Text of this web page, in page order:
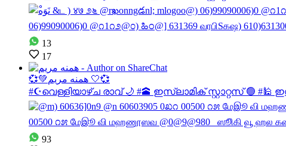
13
17
💞💚همنه مريم 🤍💞
#☪വെള്ളിയാഴ്ച രാവ് 🌙 #🕋 ഇസ്ലാമിക് സ്റ്റാറ്റസ് 🟢
93